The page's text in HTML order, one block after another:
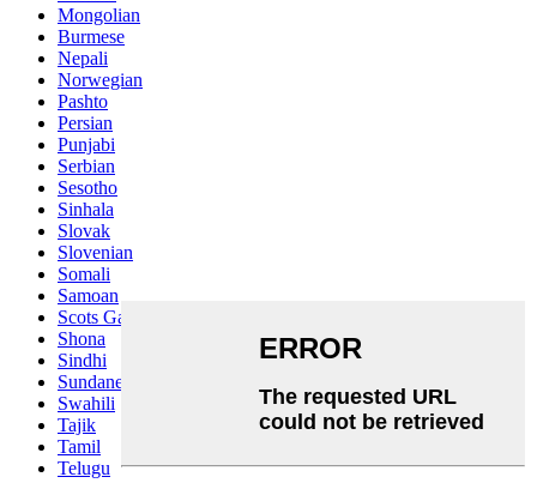
Mongolian
Burmese
Nepali
Norwegian
Pashto
Persian
Punjabi
Serbian
Sesotho
Sinhala
Slovak
Slovenian
Somali
Samoan
Scots Gaelic
Shona
Sindhi
Sundanese
Swahili
Tajik
Tamil
Telugu